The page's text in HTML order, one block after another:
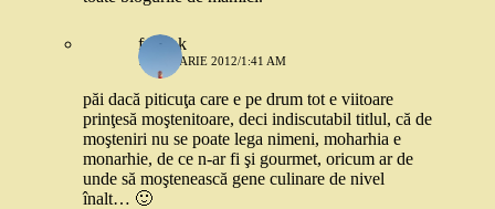
frmshk
7 IANUARIE 2012/1:41 AM
păi dacă piticuţa care e pe drum tot e viitoare
prinţesă moştenitoare, deci indiscutabil titlul, că de
moşteniri nu se poate lega nimeni, moharhia e
monarhie, de ce n-ar fi şi gourmet, oricum ar de
unde să moştenească gene culinare de nivel
înalt… 🙂